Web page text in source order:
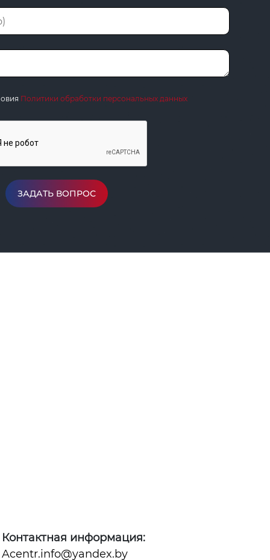
Политики обработки персональных данных
ЗАДАТЬ ВОПРОС
Контактная информация:
Acentr.info@yandex.by